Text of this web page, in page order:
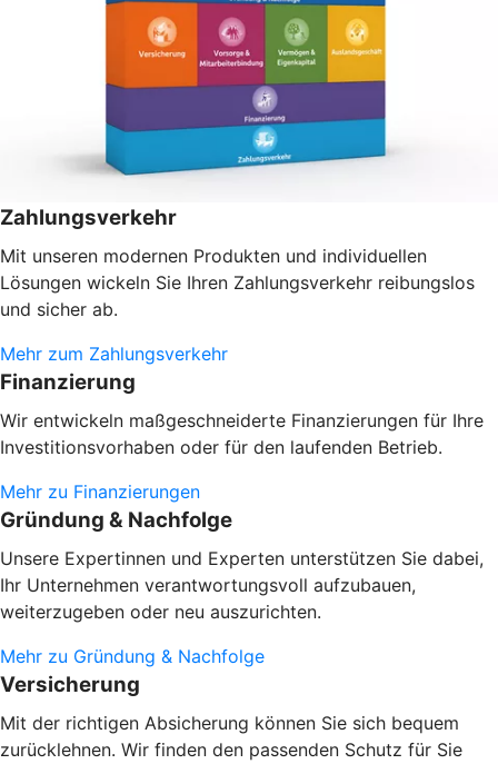
Zahlungsverkehr
Mit unseren modernen Produkten und individuellen
Lösungen wickeln Sie Ihren Zahlungsverkehr reibungslos
und sicher ab.
Mehr zum Zahlungsverkehr
Finanzierung
Wir entwickeln maßgeschneiderte Finanzierungen für Ihre
Investitionsvorhaben oder für den laufenden Betrieb.
Mehr zu Finanzierungen
Gründung & Nachfolge
Unsere Expertinnen und Experten unterstützen Sie dabei,
Ihr Unternehmen verantwortungsvoll aufzubauen,
weiterzugeben oder neu auszurichten.
Mehr zu Gründung & Nachfolge
Versicherung
Mit der richtigen Absicherung können Sie sich bequem
zurücklehnen. Wir finden den passenden Schutz für Sie